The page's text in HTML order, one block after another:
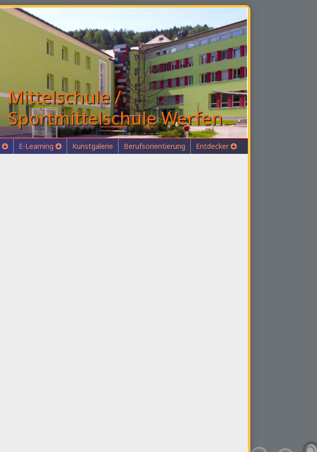
Mittelschule /
Sportmittelschule Werfen
E-Learning Kunstgalerie Berufsorientierung
Entdecker